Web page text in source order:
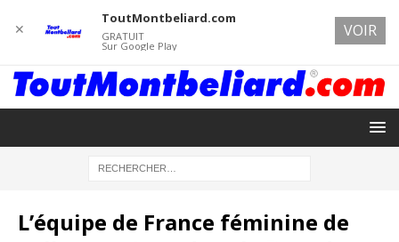
L’équipe de France féminine de
✕
ToutMontbeliard.com
GRATUIT
Sur Google Play
VOIR